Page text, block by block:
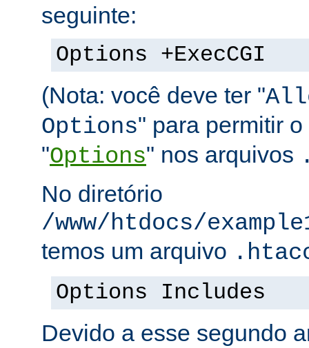
seguinte:
Options +ExecCGI
(Nota: você deve ter "
Options" para permitir
"Options" nos arquivos
No diretório
/www/htdocs/
temos um arquivo
Options Includes
Devido a esse segundo